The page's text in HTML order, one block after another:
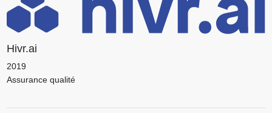
Hivr.ai
2019
Assurance qualité